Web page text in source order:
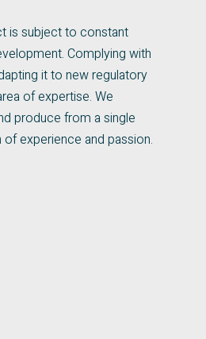
is subject to constant
Complying with
it to new regulatory
of expertise. We
produce from a single
experience and passion.